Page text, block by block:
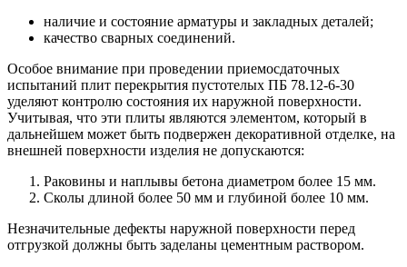
наличие и состояние арматуры и закладных деталей;
качество сварных соединений.
Особое внимание при проведении приемосдаточных
испытаний плит перекрытия пустотелых ПБ 78.12-6-30
уделяют контролю состояния их наружной поверхности.
Учитывая, что эти плиты являются элементом, который в
дальнейшем может быть подвержен декоративной отделке, на
внешней поверхности изделия не допускаются:
Раковины и наплывы бетона диаметром более 15 мм.
Сколы длиной более 50 мм и глубиной более 10 мм.
Незначительные дефекты наружной поверхности перед
отгрузкой должны быть заделаны цементным раствором.